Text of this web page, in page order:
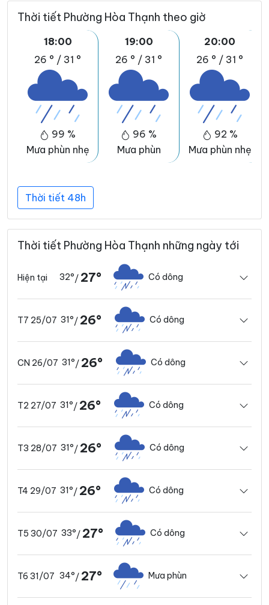
Thời tiết Phường Hòa Thạnh theo giờ
18:00
26 ° / 31 °
99 %
Mưa phùn nhẹ
19:00
26 ° / 31 °
96 %
Mưa phùn
20:00
26 ° / 31 °
92 %
Mưa phùn nhẹ
Thời tiết 48h
Thời tiết Phường Hòa Thạnh những ngày tới
Hiện tại 32°/ 27° Có dông
T7 25/07 31°/ 26° Có dông
CN 26/07 31°/ 26° Có dông
T2 27/07 31°/ 26° Có dông
T3 28/07 31°/ 26° Có dông
T4 29/07 31°/ 26° Có dông
T5 30/07 33°/ 27° Có dông
T6 31/07 34°/ 27° Mưa phùn